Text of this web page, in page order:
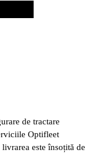
de tractare
Optifleet
este însoțită de